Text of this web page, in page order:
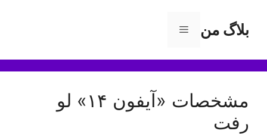
محتوابلاگ من فهرست
مشخصات «آیفون ۱۴» لو
رفت